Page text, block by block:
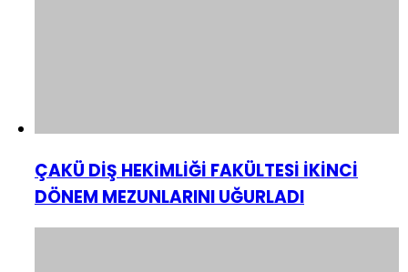
ÇAKÜ DİŞ HEKİMLİĞİ FAKÜLTESİ İKİNCİ
DÖNEM MEZUNLARINI UĞURLADI